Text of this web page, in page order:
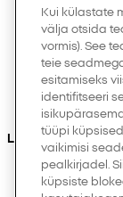
Imikutele
Laps
Kodukaubad
Naistele
Meestele
Muud
Leiad meid ka
Kui külastate
välja otsida
vormis). See
teie
esitamiseks
identifitseeri
tüüpi
vaikimisi
pealkirjadel.
küpsiste